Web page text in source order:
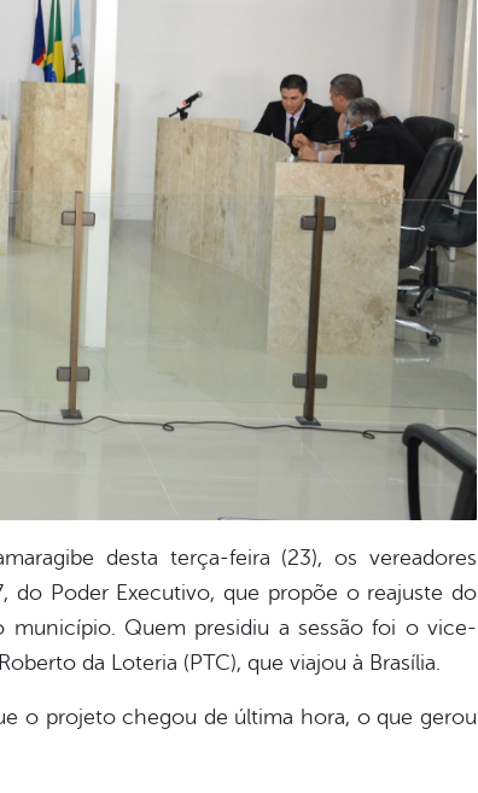
desta terça-feira (23), os vereadores
do Poder Executivo, que propõe o reajuste do
Quem presidiu a sessão foi o vice-
da Loteria (PTC), que viajou à Brasília.
o projeto chegou de última hora, o que gerou